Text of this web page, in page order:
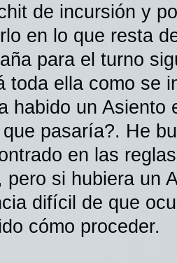
de incursión y
en lo que resta
para el turno
toda ella como se
habido un Asiento
pasaría?. He
en las
pero si hubiera un
difícil de que
cómo proceder.